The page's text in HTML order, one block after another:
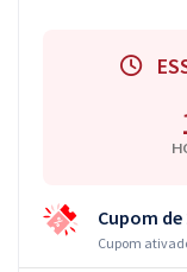
Cupom
Cupom